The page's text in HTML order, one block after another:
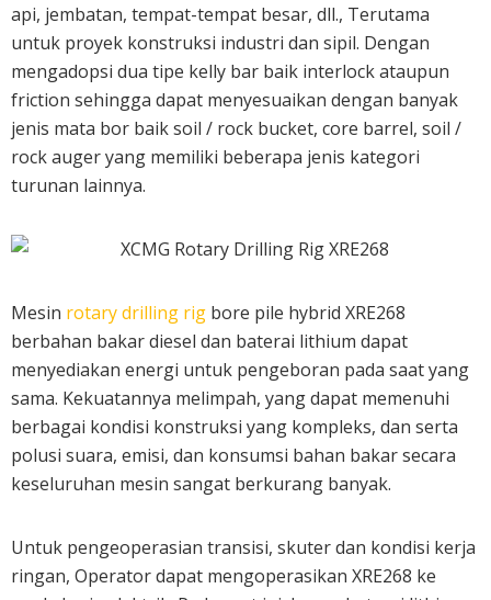
api, jembatan, tempat-tempat besar, dll., Terutama
untuk proyek konstruksi industri dan sipil. Dengan
mengadopsi dua tipe kelly bar baik interlock ataupun
friction sehingga dapat menyesuaikan dengan banyak
jenis mata bor baik soil / rock bucket, core barrel, soil /
rock auger yang memiliki beberapa jenis kategori
turunan lainnya.
Mesin rotary drilling rig bore pile hybrid XRE268
berbahan bakar diesel dan baterai lithium dapat
menyediakan energi untuk pengeboran pada saat yang
sama. Kekuatannya melimpah, yang dapat memenuhi
berbagai kondisi konstruksi yang kompleks, dan serta
polusi suara, emisi, dan konsumsi bahan bakar secara
keseluruhan mesin sangat berkurang banyak.
Untuk pengeoperasian transisi, skuter dan kondisi kerja
ringan, Operator dapat mengoperasikan XRE268 ke